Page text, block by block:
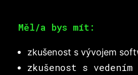
Měl/a bys mít:
zkušenost s vývojem
zkušenost s